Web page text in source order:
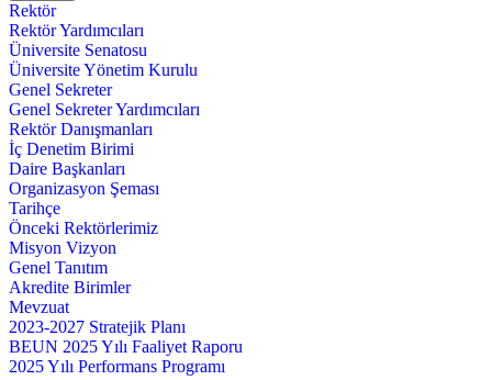
Rektör
Rektör Yardımcıları
Üniversite Senatosu
Üniversite Yönetim Kurulu
Genel Sekreter
Genel Sekreter Yardımcıları
Rektör Danışmanları
İç Denetim Birimi
Daire Başkanları
Organizasyon Şeması
Tarihçe
Önceki Rektörlerimiz
Misyon Vizyon
Genel Tanıtım
Akredite Birimler
Mevzuat
2023-2027 Stratejik Planı
BEUN 2025 Yılı Faaliyet Raporu
2025 Yılı Performans Programı